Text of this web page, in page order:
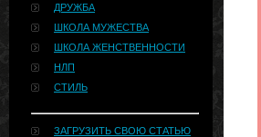
ДРУЖБА
ШКОЛА МУЖЕСТВА
ШКОЛА ЖЕНСТВЕННОСТИ
НЛП
СТИЛЬ
ЗАГРУЗИТЬ СВОЮ СТАТЬЮ